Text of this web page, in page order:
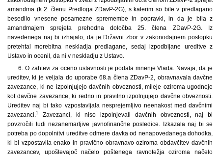
amandma (k 2. členu Predloga ZDavP-2G), s katerim so bile v predlagano
besedilo vnesene posamezne spremembe in popravki, in da je bila z
amandmajem sprejeta prehodna določba 25. člena ZDavP-2G. Iz
navedenega naj bi izhajalo, da je Državni zbor v zakonodajnem postopku
pretehtal morebitna neskladja predlagane, sedaj izpodbijane ureditve z
Ustavo in ocenil, da ni v neskladju z Ustavo.
6. O zahtevi za oceno ustavnosti je podala mnenje Vlada. Navaja, da je
ureditev, ki je veljala do uporabe 68.a člena ZDavP-2, obravnavala davčne
zavezance, ki ne izpolnjujejo davčnih obveznosti, mileje oziroma ugodneje
kot davčne zavezance, ki redno in pravilno izpolnjujejo davčne obveznosti.
Ureditev naj bi tako vzpostavljala nesprejemljivo neenakost med davčnimi
zavezanci. 1
Zavezanci, ki niso izpolnjevali davčnih obveznosti, naj bi
povzročili tudi nezanemarljive javnofinančne posledice. Izkazala naj bi se
potreba po dopolnitvi ureditve odmere davka od nenapovedanega dohodka,
ki bi vzpostavila enako in pravično obravnavo oziroma obdavčitev davčnih
zavezancev, upoštevajoč načelo poštenega ravnotežja oziroma načelo